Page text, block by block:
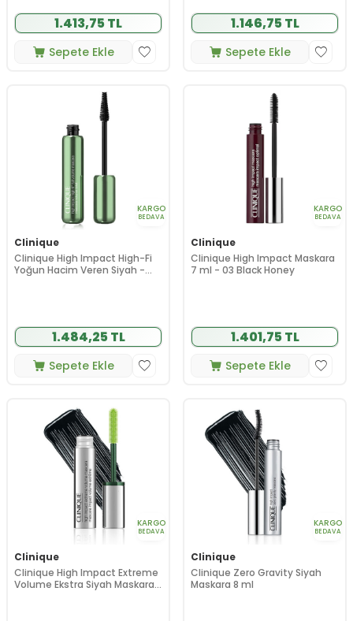
1.413,75 TL
Sepete Ekle
1.146,75 TL
Sepete Ekle
KARGO
BEDAVA
Clinique
Clinique High Impact High-Fi
Yoğun Hacim Veren Siyah -
1.484,25 TL
Sepete Ekle
KARGO
BEDAVA
Clinique
Clinique High Impact Maskara
7 ml - 03 Black Honey
1.401,75 TL
Sepete Ekle
KARGO
BEDAVA
Clinique
Clinique High Impact Extreme
Volume Ekstra Siyah Maskara
KARGO
BEDAVA
Clinique
Clinique Zero Gravity Siyah
Maskara 8 ml